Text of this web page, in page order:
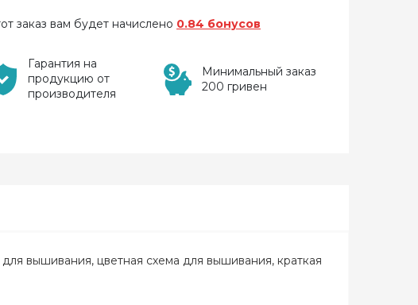
заказ вам будет начислено 0.84 бонусов
Гарантия на
продукцию от
производителя
Минимальный заказ
200 гривен
вышивания, цветная схема для вышивания, краткая